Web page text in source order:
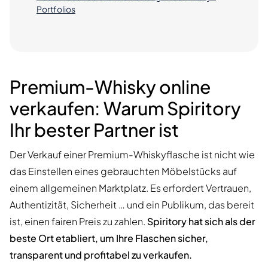
Portfolios
Premium-Whisky online
verkaufen: Warum Spiritory
Ihr bester Partner ist
Der Verkauf einer Premium-Whiskyflasche ist nicht wie
das Einstellen eines gebrauchten Möbelstücks auf
einem allgemeinen Marktplatz. Es erfordert Vertrauen,
Authentizität, Sicherheit … und ein Publikum, das bereit
ist, einen fairen Preis zu zahlen. Spiritory hat sich als der
beste Ort etabliert, um Ihre Flaschen sicher,
transparent und profitabel zu verkaufen.